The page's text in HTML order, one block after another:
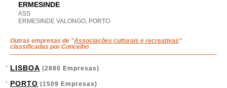
ERMESINDE
ASS
ERMESINDE VALONGO, PORTO
Outras empresas de "Associações culturais e recreativas"
classificadas por Concelho
LISBOA (2880 Empresas)
PORTO (1509 Empresas)